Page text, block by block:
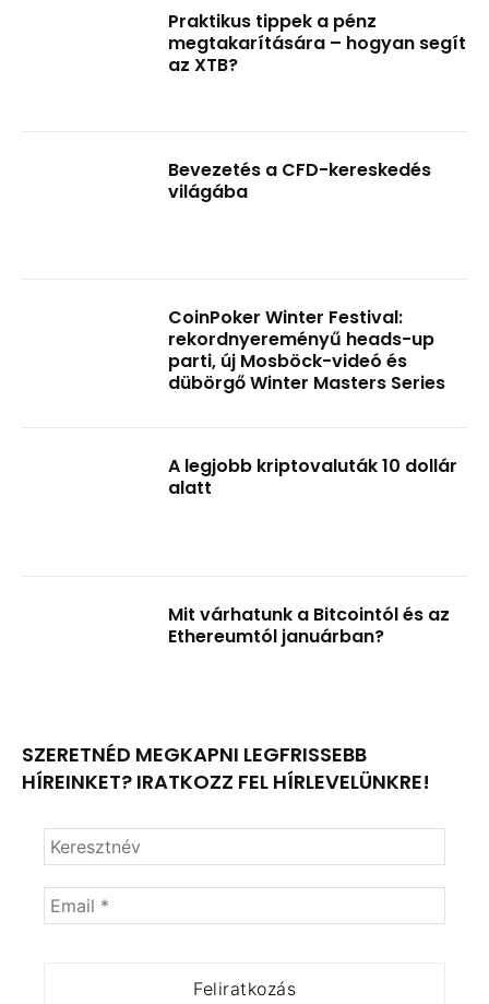
Praktikus tippek a pénz
megtakarítására – hogyan segít
az XTB?
Bevezetés a CFD-kereskedés
világába
CoinPoker Winter Festival:
rekordnyereményű heads-up
parti, új Mosböck-videó és
dübörgő Winter Masters Series
A legjobb kriptovaluták 10 dollár
alatt
Mit várhatunk a Bitcointól és az
Ethereumtól januárban?
SZERETNÉD MEGKAPNI LEGFRISSEBB
HÍREINKET? IRATKOZZ FEL HÍRLEVELÜNKRE!